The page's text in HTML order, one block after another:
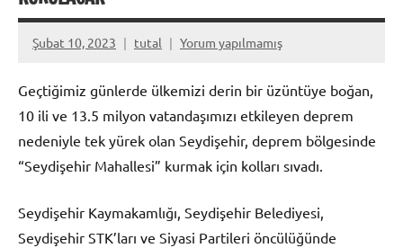
Şubat 10, 2023 tutal Yorum yapılmamış
Geçtiğimiz günlerde ülkemizi derin bir üzüntüye boğan,
10 ili ve 13.5 milyon vatandaşımızı etkileyen deprem
nedeniyle tek yürek olan Seydişehir, deprem bölgesinde
“Seydişehir Mahallesi” kurmak için kolları sıvadı.
Seydişehir Kaymakamlığı, Seydişehir Belediyesi,
Seydişehir STK’ları ve Siyasi Partileri öncülüğünde